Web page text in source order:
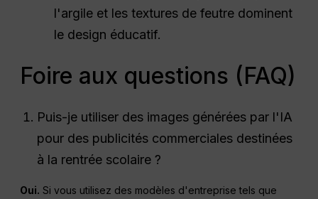
l'argile et les textures de feutre dominent
le design éducatif.
Foire aux questions (FAQ)
Puis-je utiliser des images générées par l'IA
pour des publicités commerciales destinées
à la rentrée scolaire ?
Oui. Si vous utilisez des modèles d'entreprise tels que